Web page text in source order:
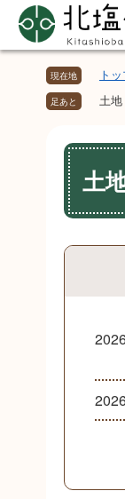
ジ
ュ
現在地 ト
足あと 土
本
文
土